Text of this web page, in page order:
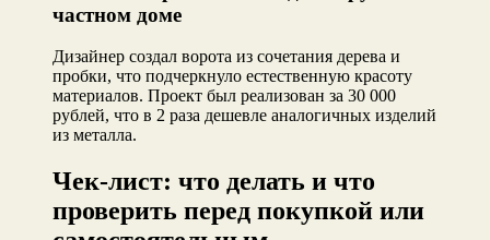
частном доме
Дизайнер создал ворота из сочетания дерева и
пробки, что подчеркнуло естественную красоту
материалов. Проект был реализован за 30 000
рублей, что в 2 раза дешевле аналогичных изделий
из металла.
Чек-лист: что делать и что
проверить перед покупкой или